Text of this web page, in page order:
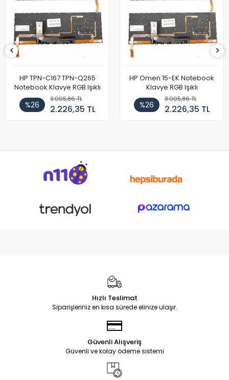
HP TPN-C167 TPN-Q265
Notebook Klavye RGB Işıklı
%26
3.005,86 TL
2.226,35 TL
HP Omen 15-EK Notebook
Klavye RGB Işıklı
%26
3.005,86 TL
2.226,35 TL
Hızlı Teslimat
Siparişleriniz en kısa sürede elinize ulaşır.
Güvenli Alışveriş
Güvenli ve kolay ödeme sistemi